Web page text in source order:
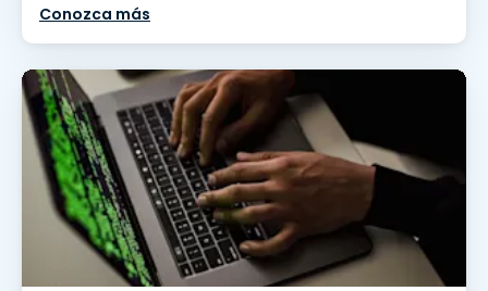
Conozca más